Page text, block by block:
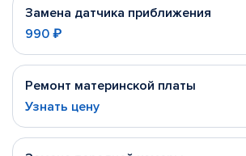
Замена датчика приближения
990 ₽
Ремонт материнской платы
Узнать цену